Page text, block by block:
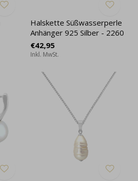
Halskette Süßwasserperle
Anhänger 925 Silber - 2260
€42,95
Inkl. MwSt.